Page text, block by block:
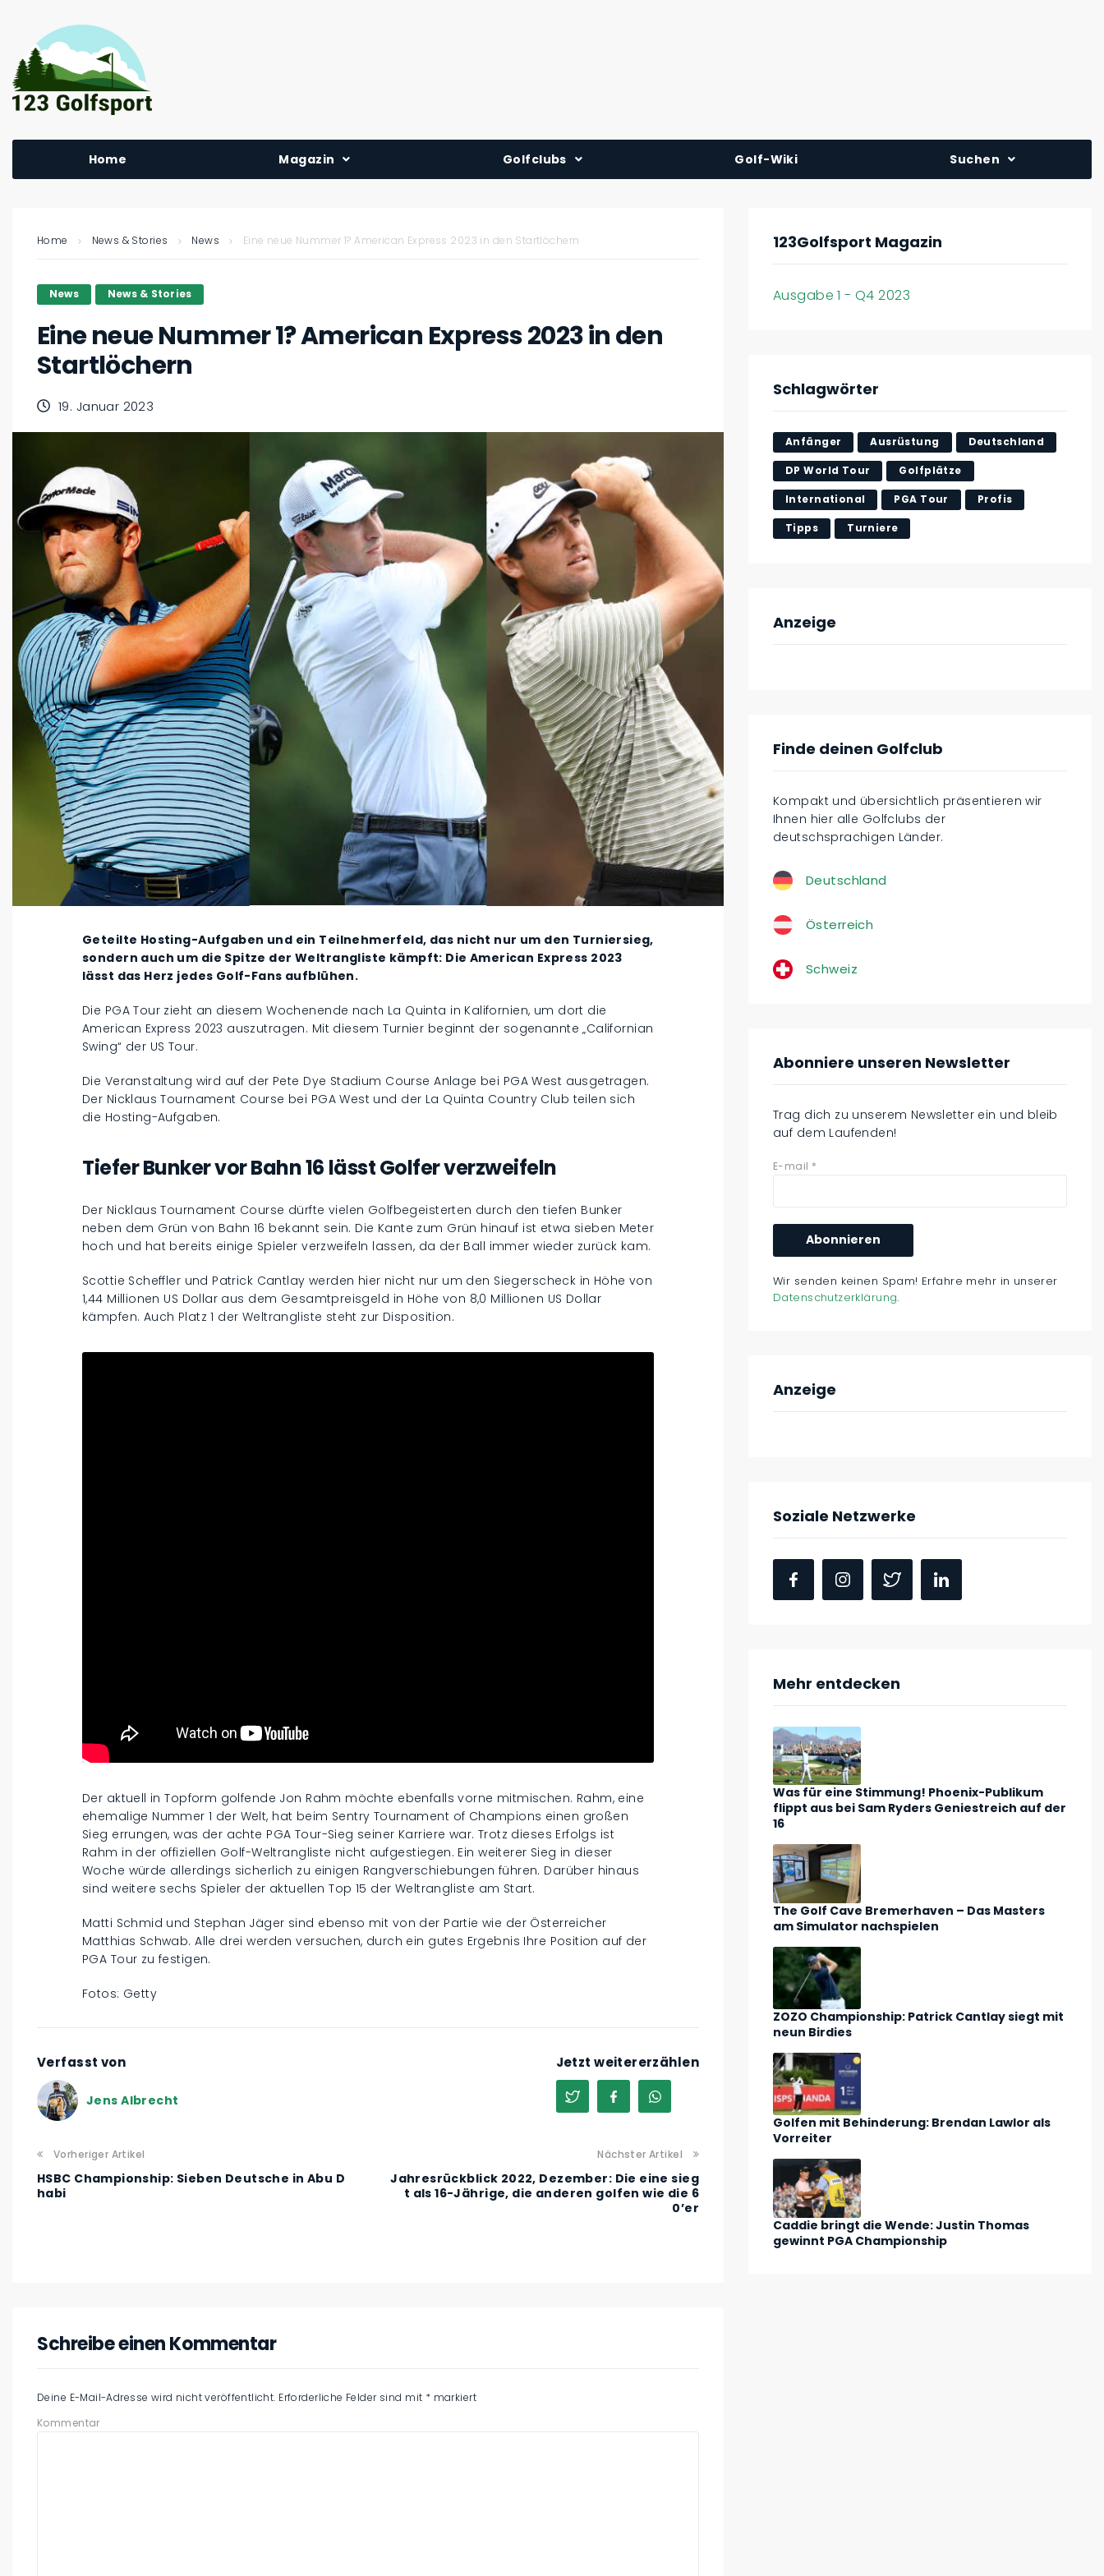
Home Magazin
Golfclubs
Golf-Wiki Suchen
Home News & Stories News Eine neue Nummer 1? American Express 2023 in den Startlöchern
News News & Stories
Eine neue Nummer 1? American Express 2023 in den
Startlöchern
19. Januar 2023
Geteilte Hosting-Aufgaben und ein Teilnehmerfeld, das nicht nur um den Turniersieg,
sondern auch um die Spitze der Weltrangliste kämpft: Die American Express 2023
lässt das Herz jedes Golf-Fans aufblühen.
Die PGA Tour zieht an diesem Wochenende nach La Quinta in Kalifornien, um dort die
American Express 2023 auszutragen. Mit diesem Turnier beginnt der sogenannte „Californian
Swing“ der US Tour.
Die Veranstaltung wird auf der Pete Dye Stadium Course Anlage bei PGA West ausgetragen.
Der Nicklaus Tournament Course bei PGA West und der La Quinta Country Club teilen sich
die Hosting-Aufgaben.
Tiefer Bunker vor Bahn 16 lässt Golfer verzweifeln
Der Nicklaus Tournament Course dürfte vielen Golfbegeisterten durch den tiefen Bunker
neben dem Grün von Bahn 16 bekannt sein. Die Kante zum Grün hinauf ist etwa sieben Meter
hoch und hat bereits einige Spieler verzweifeln lassen, da der Ball immer wieder zurück kam.
Scottie Scheffler und Patrick Cantlay werden hier nicht nur um den Siegerscheck in Höhe von
1,44 Millionen US Dollar aus dem Gesamtpreisgeld in Höhe von 8,0 Millionen US Dollar
kämpfen. Auch Platz 1 der Weltrangliste steht zur Disposition.
Der aktuell in Topform golfende Jon Rahm möchte ebenfalls vorne mitmischen. Rahm, eine
ehemalige Nummer 1 der Welt, hat beim Sentry Tournament of Champions einen großen
Sieg errungen, was der achte PGA Tour-Sieg seiner Karriere war. Trotz dieses Erfolgs ist
Rahm in der offiziellen Golf-Weltrangliste nicht aufgestiegen. Ein weiterer Sieg in dieser
Woche würde allerdings sicherlich zu einigen Rangverschiebungen führen. Darüber hinaus
sind weitere sechs Spieler der aktuellen Top 15 der Weltrangliste am Start.
Matti Schmid und Stephan Jäger sind ebenso mit von der Partie wie der Österreicher
Matthias Schwab. Alle drei werden versuchen, durch ein gutes Ergebnis Ihre Position auf der
PGA Tour zu festigen.
Fotos: Getty
Verfasst von
Jens Albrecht
Jetzt weitererzählen
Vorheriger Artikel
HSBC Championship: Sieben Deutsche in Abu D
habi
Nächster Artikel
Jahresrückblick 2022, Dezember: Die eine sieg
t als 16-Jährige, die anderen golfen wie die 6
0’er
Schreibe einen Kommentar
Deine E-Mail-Adresse wird nicht veröffentlicht. Erforderliche Felder sind mit * markiert
Kommentar
123Golfsport Magazin
Ausgabe 1 - Q4 2023
Schlagwörter
Anfänger Ausrüstung Deutschland
DP World Tour Golfplätze
International PGA Tour Profis
Tipps Turniere
Anzeige
Finde deinen Golfclub
Kompakt und übersichtlich präsentieren wir
Ihnen hier alle Golfclubs der
deutschsprachigen Länder.
Deutschland
Österreich
Schweiz
Abonniere unseren Newsletter
Trag dich zu unserem Newsletter ein und bleib
auf dem Laufenden!
E-mail *
Wir senden keinen Spam! Erfahre mehr in unserer
Datenschutzerklärung.
Anzeige
Soziale Netzwerke
Mehr entdecken
Was für eine Stimmung! Phoenix-Publikum
flippt aus bei Sam Ryders Geniestreich auf der
16
The Golf Cave Bremerhaven – Das Masters
am Simulator nachspielen
ZOZO Championship: Patrick Cantlay siegt mit
neun Birdies
Golfen mit Behinderung: Brendan Lawlor als
Vorreiter
Caddie bringt die Wende: Justin Thomas
gewinnt PGA Championship